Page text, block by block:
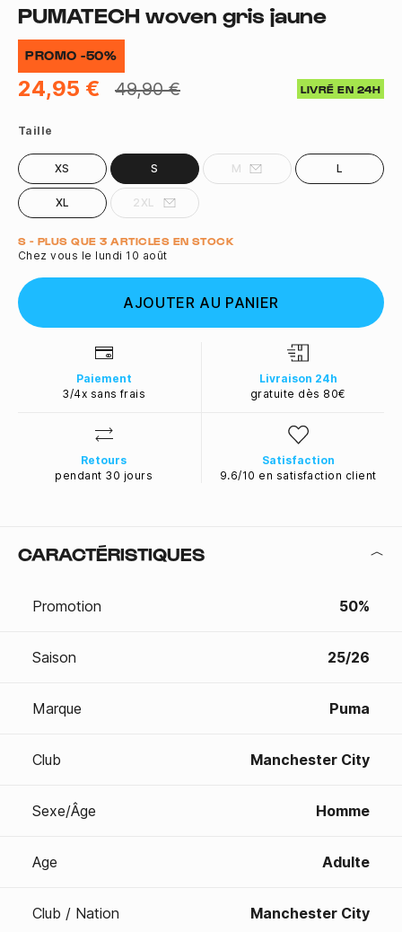
PUMATECH woven gris jaune
PROMO -50%
24,95 € 49,90 € LIVRÉ EN 24H
Taille
XS S M L
XL 2XL
Quantité
S - PLUS QUE 3 ARTICLES EN STOCK
Chez vous le lundi 10 août
AJOUTER AU PANIER
Paiement
3/4x sans frais
Livraison 24h
gratuite dès 80€
Retours
pendant 30 jours
Satisfaction
9.6/10 en satisfaction client
CARACTÉRISTIQUES
Promotion 50%
Saison 25/26
Marque Puma
Club Manchester City
Sexe/Âge Homme
Age Adulte
Club / Nation Manchester City